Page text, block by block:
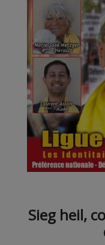
Sieg heil,